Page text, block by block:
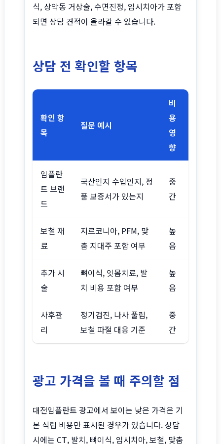
식, 상악동 거상술, 수면진정, 임시치아가 포함
되면 상담 견적이 올라갈 수 있습니다.
상담 전 확인할 항목
확인 항
목
질문 예시
비
용
영
향
임플란
트 브랜
드
국산인지 수입인지, 정
품 보증서가 있는지
중
간
보철 재
료
지르코니아, PFM, 맞
춤 지대주 포함 여부
높
음
추가 시
술
뼈이식, 잇몸치료, 발
치 비용 포함 여부
높
음
사후관
리
정기검진, 나사 풀림,
보철 파절 대응 기준
중
간
광고 가격을 볼 때 주의할 점
대전임플란트 광고에서 보이는 낮은 가격은 기
본 식립 비용만 표시된 경우가 있습니다. 상담
시에는 CT, 발치, 뼈이식, 임시치아, 보철, 맞춤